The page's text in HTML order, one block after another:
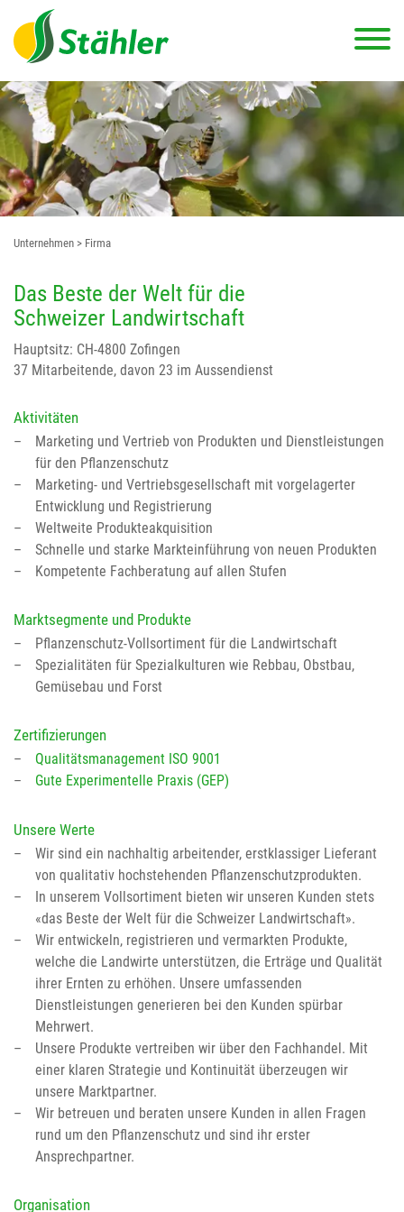
Unternehmen > Firma
Das Beste der Welt für die
Schweizer Landwirtschaft
Hauptsitz: CH-4800 Zofingen
37 Mitarbeitende, davon 23 im Aussendienst
Aktivitäten
Marketing und Vertrieb von Produkten und Dienstleistungen
für den Pflanzenschutz
Marketing- und Vertriebsgesellschaft mit vorgelagerter
Entwicklung und Registrierung
Weltweite Produkteakquisition
Schnelle und starke Markteinführung von neuen Produkten
Kompetente Fachberatung auf allen Stufen
Marktsegmente und Produkte
Pflanzenschutz-Vollsortiment für die Landwirtschaft
Spezialitäten für Spezialkulturen wie Rebbau, Obstbau,
Gemüsebau und Forst
Zertifizierungen
Qualitätsmanagement ISO 9001
Gute Experimentelle Praxis (GEP)
Unsere Werte
Wir sind ein nachhaltig arbeitender, erstklassiger Lieferant
von qualitativ hochstehenden Pflanzenschutzprodukten.
In unserem Vollsortiment bieten wir unseren Kunden stets
«das Beste der Welt für die Schweizer Landwirtschaft».
Wir entwickeln, registrieren und vermarkten Produkte,
welche die Landwirte unterstützen, die Erträge und Qualität
ihrer Ernten zu erhöhen. Unsere umfassenden
Dienstleistungen generieren bei den Kunden spürbar
Mehrwert.
Unsere Produkte vertreiben wir über den Fachhandel. Mit
einer klaren Strategie und Kontinuität überzeugen wir
unsere Marktpartner.
Wir betreuen und beraten unsere Kunden in allen Fragen
rund um den Pflanzenschutz und sind ihr erster
Ansprechpartner.
Organisation